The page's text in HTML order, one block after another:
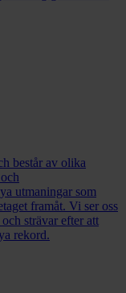
består av olika
utmaningar som
framåt. Vi ser oss
strävar efter att
rekord.